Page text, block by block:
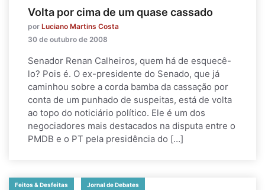
Volta por cima de um quase cassado
por Luciano Martins Costa
30 de outubro de 2008
Senador Renan Calheiros, quem há de esquecê-
lo? Pois é. O ex-presidente do Senado, que já
caminhou sobre a corda bamba da cassação por
conta de um punhado de suspeitas, está de volta
ao topo do noticiário político. Ele é um dos
negociadores mais destacados na disputa entre o
PMDB e o PT pela presidência do […]
Feitos & Desfeitas Jornal de Debates